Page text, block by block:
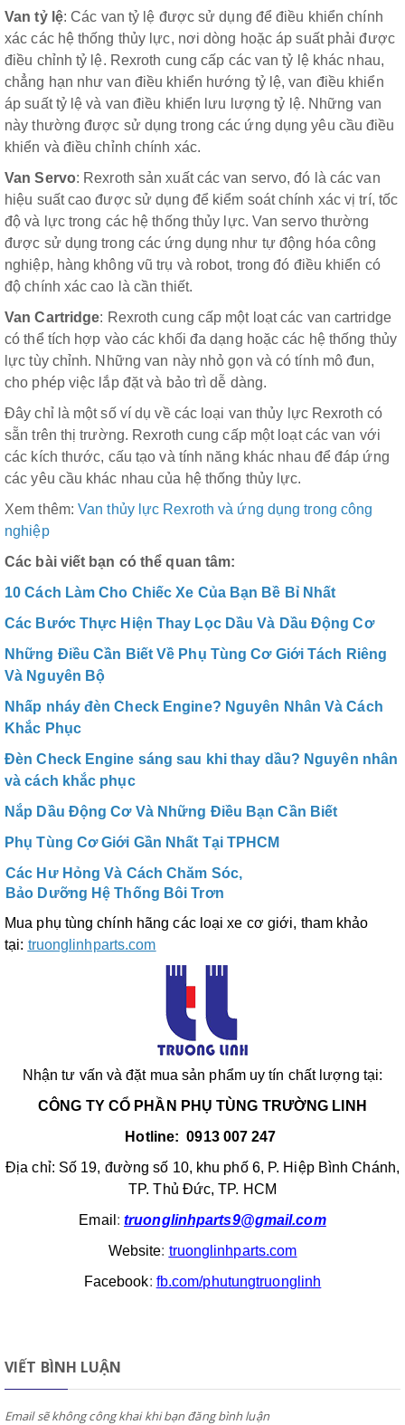
Van tỷ lệ: Các van tỷ lệ được sử dụng để điều khiển chính
xác các hệ thống thủy lực, nơi dòng hoặc áp suất phải được
điều chỉnh tỷ lệ. Rexroth cung cấp các van tỷ lệ khác nhau,
chẳng hạn như van điều khiển hướng tỷ lệ, van điều khiển
áp suất tỷ lệ và van điều khiển lưu lượng tỷ lệ. Những van
này thường được sử dụng trong các ứng dụng yêu cầu điều
khiển và điều chỉnh chính xác.
Van Servo: Rexroth sản xuất các van servo, đó là các van
hiệu suất cao được sử dụng để kiểm soát chính xác vị trí, tốc
độ và lực trong các hệ thống thủy lực. Van servo thường
được sử dụng trong các ứng dụng như tự động hóa công
nghiệp, hàng không vũ trụ và robot, trong đó điều khiển có
độ chính xác cao là cần thiết.
Van Cartridge: Rexroth cung cấp một loạt các van cartridge
có thể tích hợp vào các khối đa dạng hoặc các hệ thống thủy
lực tùy chỉnh. Những van này nhỏ gọn và có tính mô đun,
cho phép việc lắp đặt và bảo trì dễ dàng.
Đây chỉ là một số ví dụ về các loại van thủy lực Rexroth có
sẵn trên thị trường. Rexroth cung cấp một loạt các van với
các kích thước, cấu tạo và tính năng khác nhau để đáp ứng
các yêu cầu khác nhau của hệ thống thủy lực.
Xem thêm: Van thủy lực Rexroth và ứng dụng trong công
nghiệp
Các bài viết bạn có thể quan tâm:
10 Cách Làm Cho Chiếc Xe Của Bạn Bề Bỉ Nhất
Các Bước Thực Hiện Thay Lọc Dầu Và Dầu Động Cơ
Những Điều Cần Biết Về Phụ Tùng Cơ Giới Tách Riêng
Và Nguyên Bộ
Nhấp nháy đèn Check Engine? Nguyên Nhân Và Cách
Khắc Phục
Đèn Check Engine sáng sau khi thay dầu? Nguyên nhân
và cách khắc phục
Nắp Dầu Động Cơ Và Những Điều Bạn Cần Biết
Phụ Tùng Cơ Giới Gần Nhất Tại TPHCM
Các Hư Hỏng Và Cách Chăm Sóc,
Bảo Dưỡng Hệ Thống Bôi Trơn
Mua phụ tùng chính hãng các loại xe cơ giới, tham khảo
tại: truonglinhparts.com
Nhận tư vấn và đặt mua sản phẩm uy tín chất lượng tại:
CÔNG TY CỔ PHẦN PHỤ TÙNG TRƯỜNG LINH
Hotline: 0913 007 247
Địa chỉ: Số 19, đường số 10, khu phố 6, P. Hiệp Bình Chánh,
TP. Thủ Đức, TP. HCM
Email : truonglinhparts9@gmail.com
Website: truonglinhparts.com
Facebook: fb.com/phutungtruonglinh
VIẾT BÌNH LUẬN
Email sẽ không công khai khi bạn đăng bình luận